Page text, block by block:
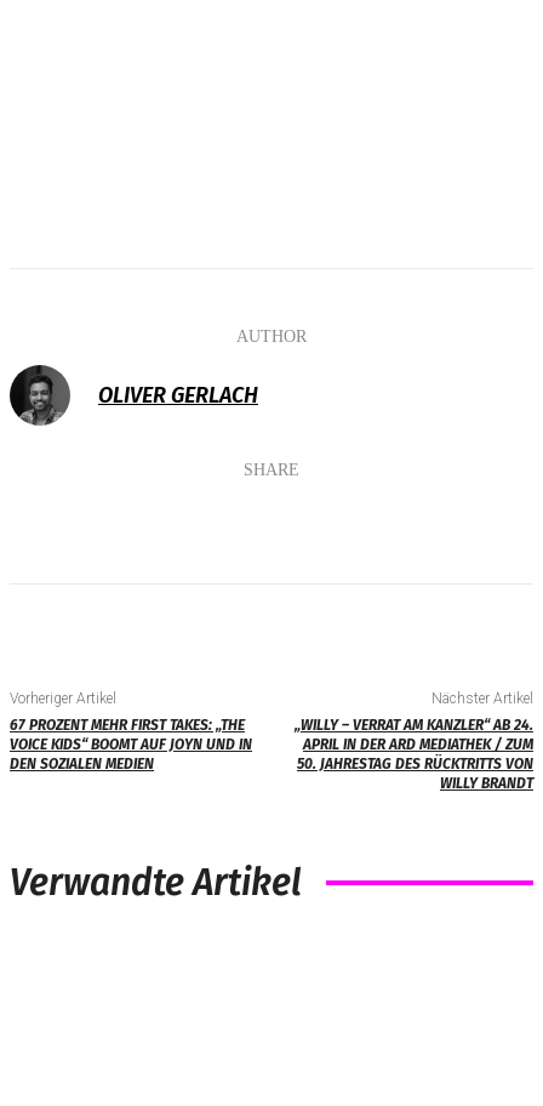
AUTHOR
OLIVER GERLACH
SHARE
Vorheriger Artikel
67 PROZENT MEHR FIRST TAKES: „THE
VOICE KIDS“ BOOMT AUF JOYN UND IN
DEN SOZIALEN MEDIEN
Nächster Artikel
„WILLY – VERRAT AM KANZLER“ AB 24.
APRIL IN DER ARD MEDIATHEK / ZUM
50. JAHRESTAG DES RÜCKTRITTS VON
WILLY BRANDT
Verwandte Artikel